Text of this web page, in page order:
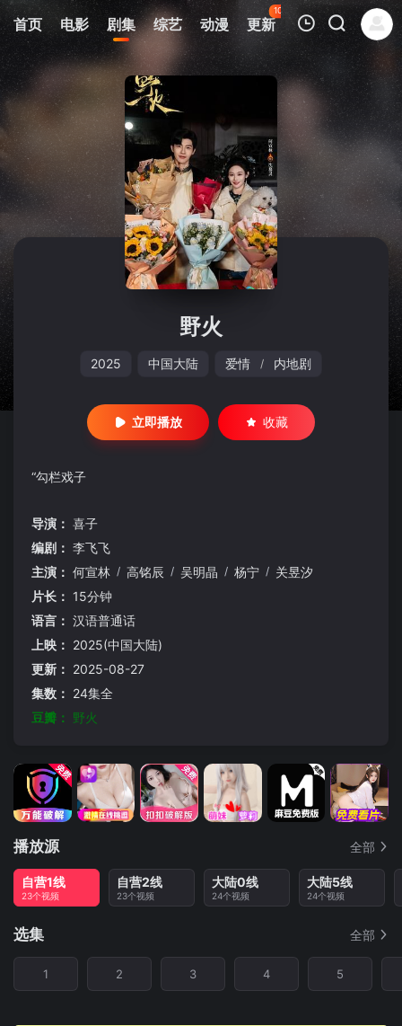
首页 电影 剧集 综艺 动漫 更新
103
热榜 APP
我的观影记录
暂无观看影片的记录
野火
2025 中国大陆 爱情 / 内地剧
立即播放 收藏
“勾栏戏子
导演： 喜子
编剧： 李飞飞
主演： 何宣林 / 高铭辰 / 吴明晶 / 杨宁 / 关昱汐
片长： 15分钟
语言： 汉语普通话
上映： 2025(中国大陆)
更新： 2025-08-27
集数： 24集全
豆瓣： 野火
播放源 全部
自营1线
23个视频
自营2线
23个视频
大陆0线
24个视频
大陆5线
24个视频
选集 全部
1 2 3 4 5